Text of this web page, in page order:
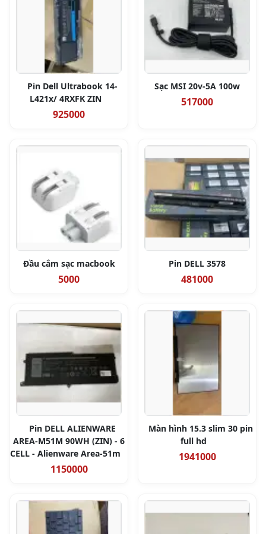
Pin Dell Ultrabook 14-
L421x/ 4RXFK ZIN
925000
Sạc MSI 20v-5A 100w
517000
Đầu cắm sạc macbook
5000
Pin DELL 3578
481000
Pin DELL ALIENWARE
AREA-M51M 90WH (ZIN) - 6
CELL - Alienware Area-51m
1150000
Màn hình 15.3 slim 30 pin
full hd
1941000